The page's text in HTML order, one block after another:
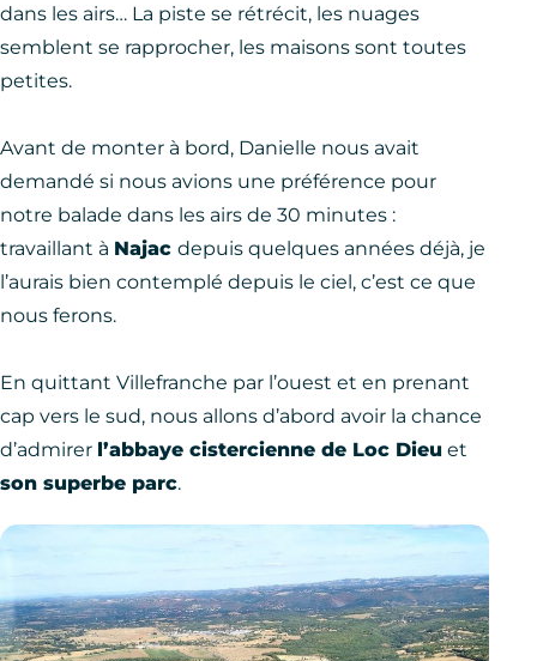
dans les airs… La piste se rétrécit, les nuages
semblent se rapprocher, les maisons sont toutes
petites.
Avant de monter à bord, Danielle nous avait
demandé si nous avions une préférence pour
notre balade dans les airs de 30 minutes :
travaillant à Najac depuis quelques années déjà, je
l’aurais bien contemplé depuis le ciel, c’est ce que
nous ferons.
En quittant Villefranche par l’ouest et en prenant
cap vers le sud, nous allons d’abord avoir la chance
d’admirer l’abbaye cistercienne de Loc Dieu et
son superbe parc.